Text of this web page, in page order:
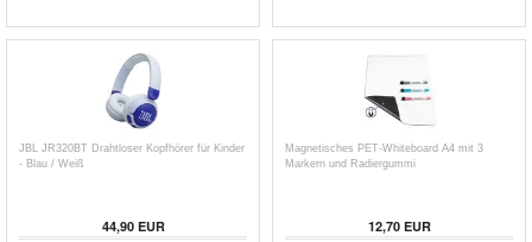
JBL JR320BT Drahtloser Kopfhörer für Kinder
- Blau / Weiß
44,90EUR
Magnetisches PET-Whiteboard A4 mit 3
Markern und Radiergummi
12,70EUR